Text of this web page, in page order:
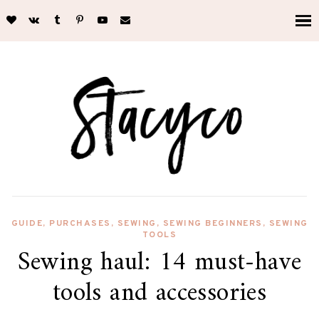
GUIDE, PURCHASES , SEWING , SEWING BEGINNERS , SEWING
TOOLS
Sewing haul: 14 must-have
tools and accessories